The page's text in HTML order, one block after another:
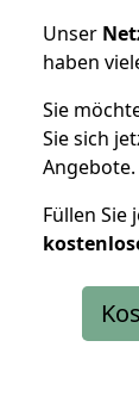
Unser
haben
Sie
Sie sich
Angebote.
Füllen Sie